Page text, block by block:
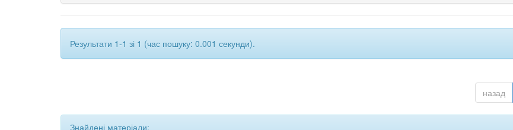
Результати 1-1 зі 1 (час пошуку: 0.001 секунди).
назад
Знайдені матеріали: